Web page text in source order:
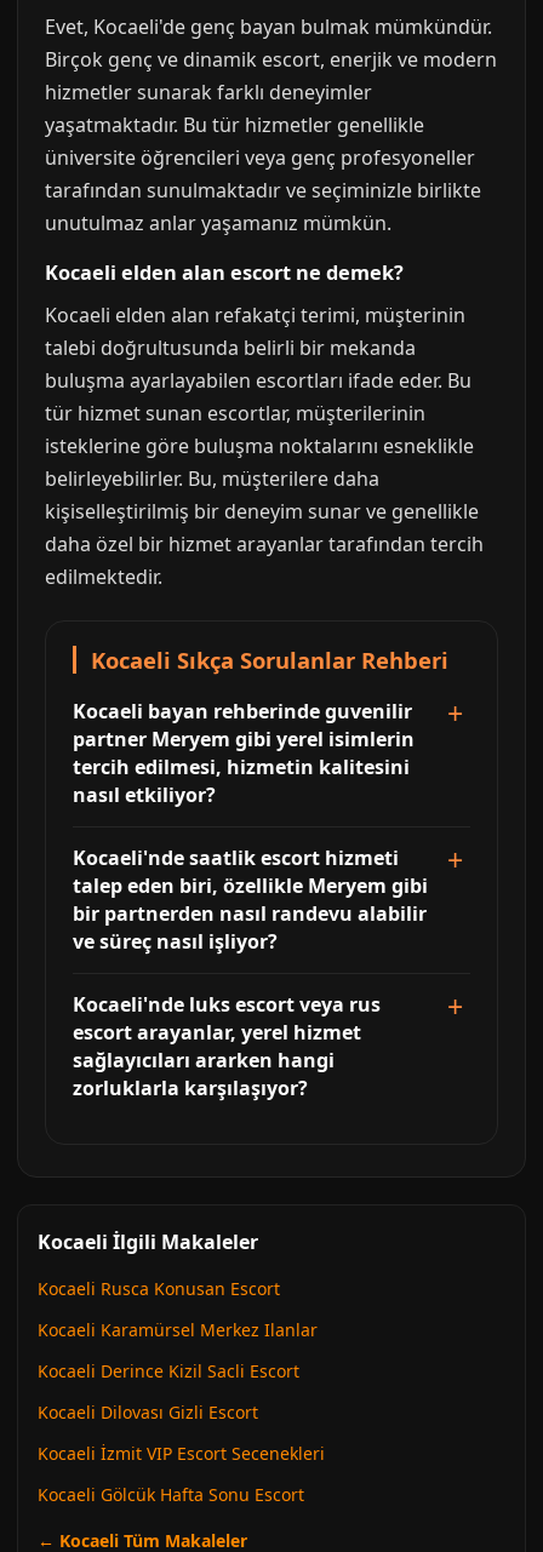
Evet, Kocaeli'de genç bayan bulmak mümkündür.
Birçok genç ve dinamik escort, enerjik ve modern
hizmetler sunarak farklı deneyimler
yaşatmaktadır. Bu tür hizmetler genellikle
üniversite öğrencileri veya genç profesyoneller
tarafından sunulmaktadır ve seçiminizle birlikte
unutulmaz anlar yaşamanız mümkün.
Kocaeli elden alan escort ne demek?
Kocaeli elden alan refakatçi terimi, müşterinin
talebi doğrultusunda belirli bir mekanda
buluşma ayarlayabilen escortları ifade eder. Bu
tür hizmet sunan escortlar, müşterilerinin
isteklerine göre buluşma noktalarını esneklikle
belirleyebilirler. Bu, müşterilere daha
kişiselleştirilmiş bir deneyim sunar ve genellikle
daha özel bir hizmet arayanlar tarafından tercih
edilmektedir.
Kocaeli Sıkça Sorulanlar Rehberi
Kocaeli bayan rehberinde guvenilir
partner Meryem gibi yerel isimlerin
tercih edilmesi, hizmetin kalitesini
nasıl etkiliyor?
Kocaeli'nde saatlik escort hizmeti
talep eden biri, özellikle Meryem gibi
bir partnerden nasıl randevu alabilir
ve süreç nasıl işliyor?
Kocaeli'nde luks escort veya rus
escort arayanlar, yerel hizmet
sağlayıcıları ararken hangi
zorluklarla karşılaşıyor?
Kocaeli İlgili Makaleler
Kocaeli Rusca Konusan Escort
Kocaeli Karamürsel Merkez Ilanlar
Kocaeli Derince Kizil Sacli Escort
Kocaeli Dilovası Gizli Escort
Kocaeli İzmit VIP Escort Secenekleri
Kocaeli Gölcük Hafta Sonu Escort
← Kocaeli Tüm Makaleler